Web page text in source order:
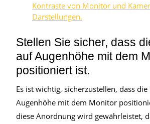
Kontraste von Monitor und
Darstellungen.
Stellen Sie sicher, dass
auf Augenhöhe mit dem
positioniert ist.
Es ist wichtig, sicherzustellen, dass
Augenhöhe mit dem Monitor
diese Anordnung wird gewährleistet,